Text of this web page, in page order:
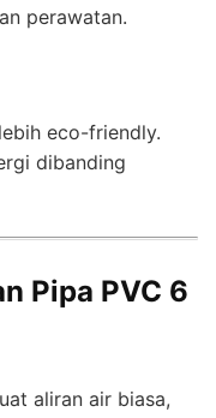
perawatan.
eco-friendly.
dibanding
Pipa PVC 6
aliran air biasa,